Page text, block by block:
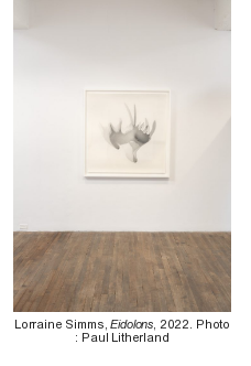
Lorraine Simms,Eidolons , 2022. Photo
: Paul Litherland